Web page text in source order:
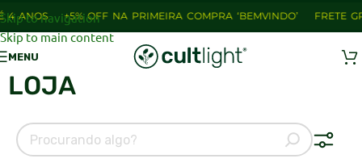
Skip to navigation
Skip to main content
ANOS +5% OFF NA PRIMEIRA COMPRA ‘BEMVINDO’ FRETE
MENU
LOJA